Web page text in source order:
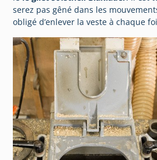
serez pas gêné dans les
obligé d’enlever la veste à chaque